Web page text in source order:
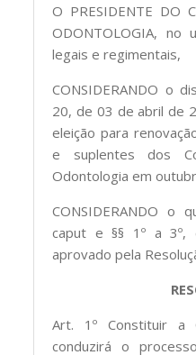
O PRESIDENTE DO
ODONTOLOGIA, no
legais e regimentais,
CONSIDERANDO o
20, de 03 de abril de
eleição para
e suplentes dos
Odontologia em
CONSIDERANDO
caput e §§ 1º a 3º,
aprovado pela
Art. 1º Constituir a
conduzirá o